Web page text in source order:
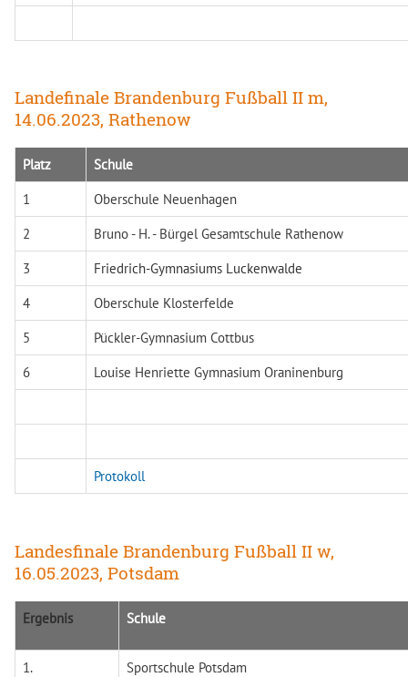
Landefinale Brandenburg Fußball II m,
14.06.2023, Rathenow
Platz
Schule
1
Oberschule Neuenhagen
2
Bruno - H. - Bürgel Gesamtschule Rathenow
3
Friedrich-Gymnasiums Luckenwalde
4
Oberschule Klosterfelde
5
Pückler-Gymnasium Cottbus
6
Louise Henriette Gymnasium Oraninenburg
Protokoll
Landesfinale Brandenburg Fußball II w,
16.05.2023, Potsdam
Ergebnis Schule
1. Sportschule Potsdam